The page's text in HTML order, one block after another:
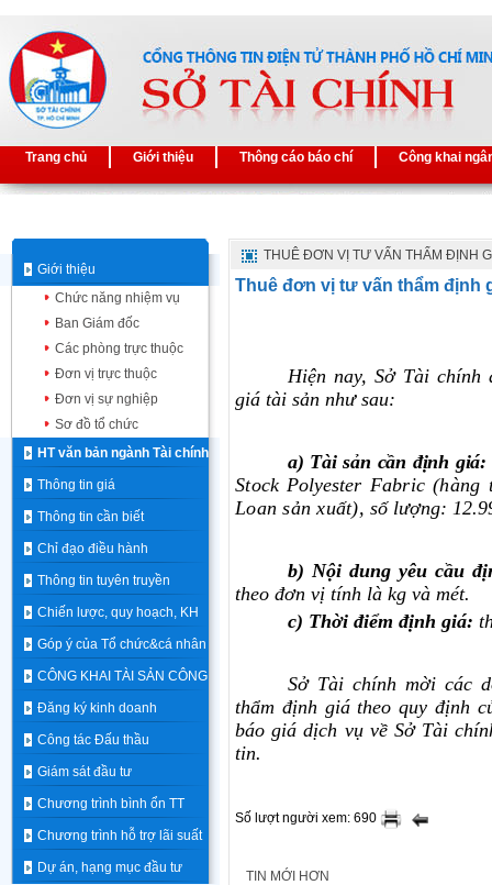
Trang chủ Giới thiệu Thông cáo báo chí Công khai
Giới thiệu
Chức năng nhiệm vụ
Ban Giám đốc
Các phòng trực thuộc
Đơn vị trực thuộc
Đơn vị sự nghiệp
Sơ đồ tổ chức
HT văn bản ngành Tài chính
Thông tin giá
Thông tin cần biết
Chỉ đạo điều hành
Thông tin tuyên truyền
Chiến lược, quy hoạch, KH
Góp ý của Tổ chức&cá nhân
CÔNG KHAI TÀI SẢN CÔNG
Đăng ký kinh doanh
Công tác Đấu thầu
Giám sát đầu tư
Chương trình bình ổn TT
Chương trình hỗ trợ lãi suất
Dự án, hạng mục đầu tư
THUÊ ĐƠN VỊ TƯ VẤN THẨM ĐỊNH
Thuê đơn vị tư vấn thẩm định
Hiện nay, Sở Tài chính
giá tài sản như sau:
a) Tài sản cần định giá:
StockPolyester Fabric (hàng
Loan sản xuất),số lượng:
b) Nội dung yêu cầu
theo đơn vị tính là kg và mét.
c) Thời điểm định giá:
Sở Tài chính mời các
thẩm định giá theo quy định
báo giá dịch vụ về Sở Tài
tin.
Số lượt người xem: 690
TIN MỚI HƠN